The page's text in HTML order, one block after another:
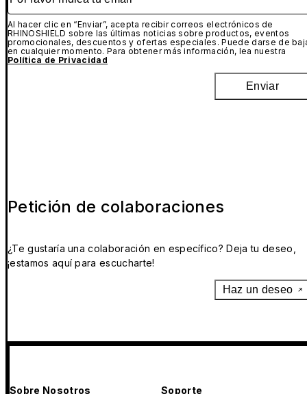
Al hacer clic en “Enviar”, acepta recibir correos electrónicos de
RHINOSHIELD sobre las últimas noticias sobre productos, eventos
promocionales, descuentos y ofertas especiales. Puede darse de
en cualquier momento. Para obtener más información, lea nuestra
Política de Privacidad
Enviar
Petición de colaboraciones
¿Te gustaría una colaboración en específico? Deja tu deseo,
¡estamos aquí para escucharte!
Haz un deseo
Sobre Nosotros Soporte